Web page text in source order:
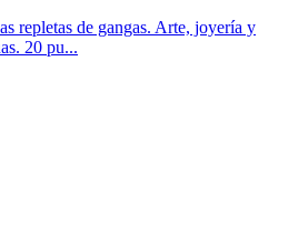
repletas de gangas. Arte, joyería y
20 pu...